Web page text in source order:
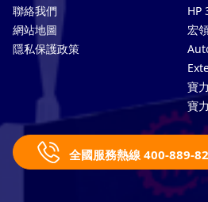
聯絡我們
網站地圖
隱私保護政策
HP
宏
寶
寶
全國服務熱線 400-889-